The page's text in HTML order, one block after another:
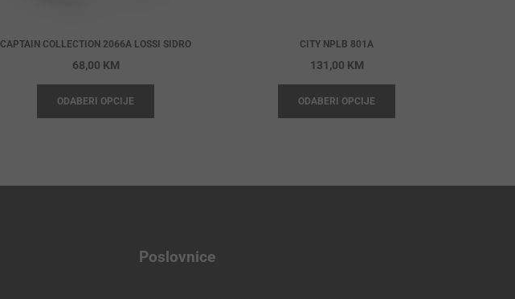
CAPTAIN COLLECTION 2066A LOSSI SIDRO
68,00 KM
ODABERI OPCIJE
CITY NPLB 801A
131,00 KM
ODABERI OPCIJE
Poslovnice